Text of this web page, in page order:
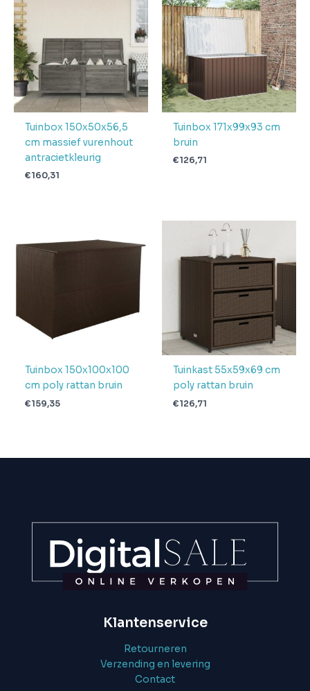
levering
1
Verwachte
levertijd
4 + 1 dag
Tuinbox 150x50x56,5
cm massief vurenhout
antracietkleurig
€160,31
Tuinbox 171x99x93 cm
bruin
€126,71
Tuinbox 150x100x100
cm poly rattan bruin
€159,35
Tuinkast 55x59x69 cm
poly rattan bruin
€126,71
Klantenservice
Retourneren
Verzending en levering
Contact